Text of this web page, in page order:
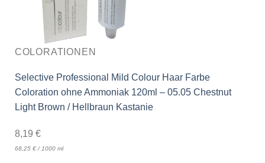
COLORATIONEN
Selective Professional Mild Colour Haar Farbe
Coloration ohne Ammoniak 120ml – 05.05 Chestnut
Light Brown / Hellbraun Kastanie
8,19 €
68,25 €/1000 ml